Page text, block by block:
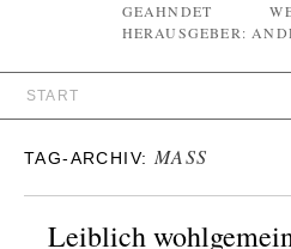
EAHNDET
ERAUSGEBER:
START
TAG-ARCHIV: MASS
Leiblich